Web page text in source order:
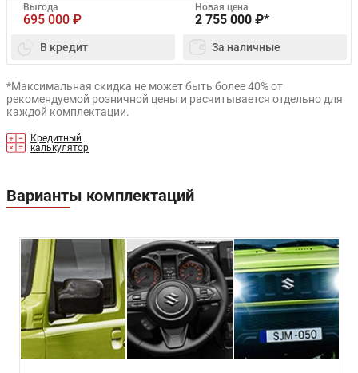
Выгода
695 000 ₽
Новая цена
2 755 000 ₽*
В кредит За наличные
*Максимальная скидка не может быть более 40% от
рекомендуемой розничной цены и расчитывается отдельно для
каждой комплектации.
Кредитный
калькулятор
Варианты комплектаций